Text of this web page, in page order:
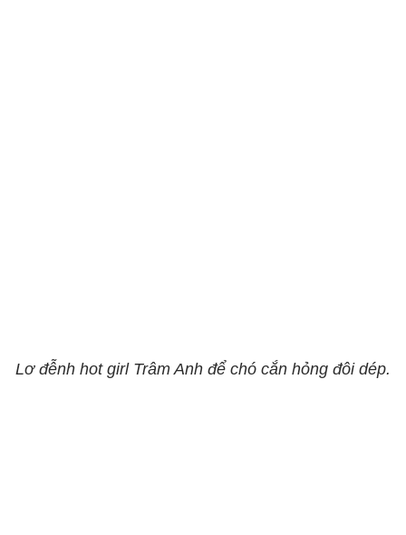
Lơ đễnh hot girl Trâm Anh để chó cắn hỏng đôi dép.